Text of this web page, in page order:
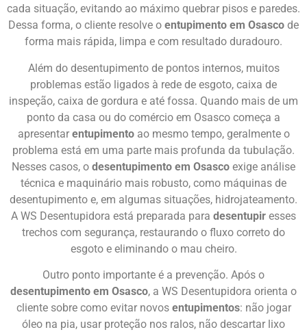
cada situação, evitando ao máximo quebrar pisos e paredes.
Dessa forma, o cliente resolve o entupimento em Osasco de
forma mais rápida, limpa e com resultado duradouro.
Além do desentupimento de pontos internos, muitos
problemas estão ligados à rede de esgoto, caixa de
inspeção, caixa de gordura e até fossa. Quando mais de um
ponto da casa ou do comércio em Osasco começa a
apresentar entupimentoao mesmo tempo, geralmente o
problema está em uma parte mais profunda da tubulação.
Nesses casos, o desentupimento em Osasco exige análise
técnica e maquinário mais robusto, como máquinas de
desentupimento e, em algumas situações, hidrojateamento.
A WS Desentupidora está preparada para desentupir esses
trechos com segurança, restaurando o fluxo correto do
esgoto e eliminando o mau cheiro.
Outro ponto importante é a prevenção. Após o
desentupimento em Osasco, a WS Desentupidora orienta o
cliente sobre como evitar novos entupimentos: não jogar
óleo na pia, usar proteção nos ralos, não descartar lixo